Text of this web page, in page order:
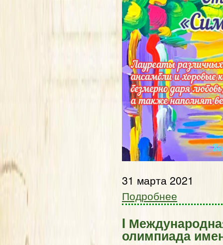
31 марта 2021
Подробнее
I
олимпиада